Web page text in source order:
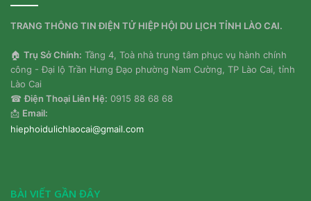
TRANG THÔNG TIN ĐIỆN TỬ HIỆP HỘI DU LỊCH TỈNH LÀO CAI.
🏠 Trụ Sở Chính: Tầng 4, Toà nhà trung tâm phục vụ hành chính
công - Đại lộ Trần Hưng Đạo phường Nam Cường, TP Lào Cai, tỉnh
Lào Cai
☎Điện Thoại Liên Hệ: 0915 88 68 68
📩 Email:
hiephoidulichlaocai@gmail.com
BÀI VIẾT GẦN ĐÂY